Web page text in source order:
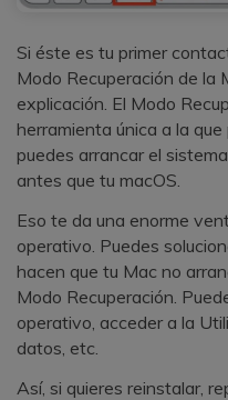
Si éste es tu primer
Modo Recuperación de la
explicación. El Modo
herramienta única a la
puedes arrancar el
antes que tu macOS.
Eso te da una enorme
operativo. Puedes
hacen que tu Mac no
Modo Recuperación.
operativo, acceder a la
datos, etc.
Así, si quieres reinstalar,